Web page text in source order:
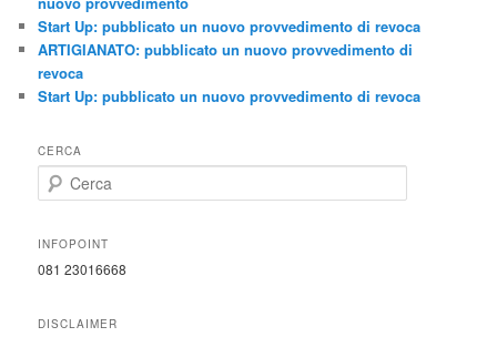
Start Up: pubblicato un nuovo provvedimento di revoca
ARTIGIANATO: pubblicato un nuovo provvedimento di
revoca
Start Up: pubblicato un nuovo provvedimento di revoca
CERCA
e
c
INFOPOINT
081 23016668
DISCLAIMER